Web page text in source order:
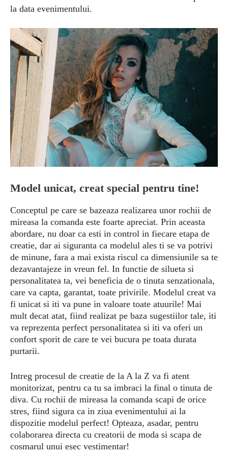
la data evenimentului.
Model unicat, creat special pentru tine!
Conceptul pe care se bazeaza realizarea unor rochii de
mireasa la comanda este foarte apreciat. Prin aceasta
abordare, nu doar ca esti in control in fiecare etapa de
creatie, dar ai siguranta ca modelul ales ti se va potrivi
de minune, fara a mai exista riscul ca dimensiunile sa te
dezavantajeze in vreun fel. In functie de silueta si
personalitatea ta, vei beneficia de o tinuta senzationala,
care va capta, garantat, toate privirile. Modelul creat va
fi unicat si iti va pune in valoare toate atuurile! Mai
mult decat atat, fiind realizat pe baza sugestiilor tale, iti
va reprezenta perfect personalitatea si iti va oferi un
confort sporit de care te vei bucura pe toata durata
purtarii.
Intreg procesul de creatie de la A la Z va fi atent
monitorizat, pentru ca tu sa imbraci la final o tinuta de
diva. Cu rochii de mireasa la comanda scapi de orice
stres, fiind sigura ca in ziua evenimentului ai la
dispozitie modelul perfect! Opteaza, asadar, pentru
colaborarea directa cu creatorii de moda si scapa de
cosmarul unui esec vestimentar!